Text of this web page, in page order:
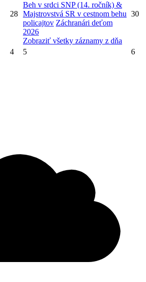
28
Beh v srdci SNP (14. ročník) &
Majstrovstvá SR v cestnom behu
policajtov Záchranári deťom
2026
Zobraziť všetky záznamy z dňa
30
4 5 6